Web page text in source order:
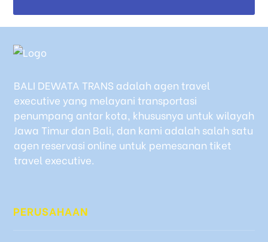
BALI DEWATA TRANS adalah agen travel
executive yang melayani transportasi
penumpang antar kota, khususnya untuk wilayah
Jawa Timur dan Bali, dan kami adalah salah satu
agen reservasi online untuk pemesanan tiket
travel executive.
PERUSAHAAN